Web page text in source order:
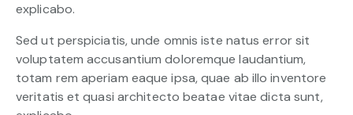
explicabo.
Sed ut perspiciatis, unde omnis iste natus error sit
voluptatem accusantium doloremque laudantium,
totam rem aperiam eaque ipsa, quae ab illo inventore
veritatis et quasi architecto beatae vitae dicta sunt,